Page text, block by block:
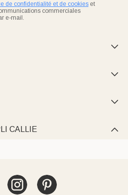
de confidentialité et de cookies et
commerciales
e-mail.



CALLIE 